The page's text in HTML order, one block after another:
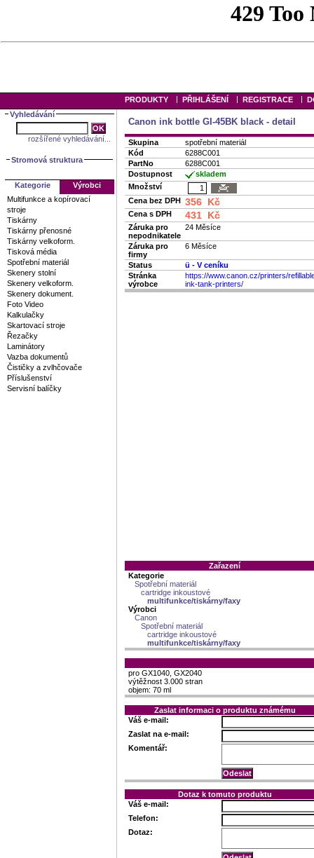
PRODUKTY PŘIHLÁŠENÍ REGISTRACE
Vyhledávání
rozšířené vyhledávání...
Stromová struktura
Kategorie
Výrobci
Multifunkce a kopírovací
stroje
Tiskárny
Tiskárny přenosné
Tiskárny velkoform.
Tisková média
Spotřební materiál
Skenery stolní
Skenery velkoform.
Skenery dokument.
Foto Video
Kalkulačky
Skartovací stroje
Řezačky
Laminátory
Vazba dokumentů
Čističky a zvlhčovače
Příslušenství
Servisní balíčky
Canon ink bottle GI-45BK black - detail
Skupina
spotřební materiál
Kód
6288C001
PartNo
6288C001
Dostupnost
skladem
Množství
Cena bez DPH 356 Kč
Cena s DPH 431 Kč
Záruka pro
nepodnikatele
24 Měsíce
Záruka pro
firmy
6 Měsíce
Status ü - V ceníku
Stránka
výrobce
https://www.canon.cz/printers/
ink-tank-printers/
Zařazení
Kategorie
Spotřební materiál
cartridge inkoustové
multifunkce/tiskárny/faxy
Výrobci
Canon
Spotřební materiál
cartridge inkoustové
multifunkce/tiskárny/faxy
pro GX1040, GX2040
výtěžnost 3.000 stran
objem: 70 ml
Zaslat informaci o produktu známému
Váš e-mail:
Zaslat na e-mail:
Komentář:
Dotaz k tomuto produktu
Váš e-mail:
Telefon:
Dotaz: